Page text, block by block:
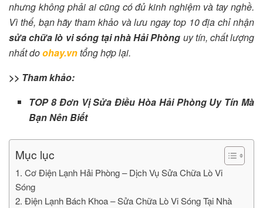
nhưng không phải ai cũng có đủ kinh nghiệm và tay nghề.
Vì thế, bạn hãy tham khảo và lưu ngay top 10 địa chỉ nhận
sửa chữa lò vi sóng tại nhà Hải Phòng uy tín, chất lượng
nhất doohay.vntổng hợp lại.
>> Tham khảo:
TOP 8 Đơn Vị Sửa Điều Hòa Hải Phòng Uy Tín Mà
Bạn Nên Biết
Mục lục
1. Cơ Điện Lạnh Hải Phòng – Dịch Vụ Sửa Chữa Lò Vi
Sóng
2. Điện Lạnh Bách Khoa – Sửa Chữa Lò Vi Sóng Tại Nhà